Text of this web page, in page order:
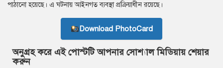
পাঠানো হয়েছে। এ ঘটনায় আইনগত ব্যবস্থা প্রক্রিয়াধীন রয়েছে।
Download PhotoCard
অনুগ্রহ করে এই পোস্টটি আপনার সোশ্যাল মিডিয়ায় শেয়ার
করুন